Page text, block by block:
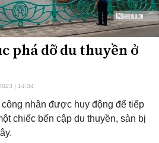
phá dỡ du thuyền ở
| 14:34
công nhân được huy động để tiếp
chiếc bến cập du thuyền, sàn bị